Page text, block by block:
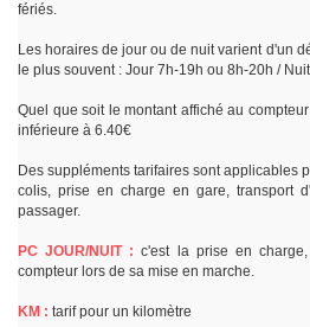
fériés.
Les horaires de jour ou de nuit varient d'un
le plus souvent : Jour 7h-19h ou 8h-20h /
Quel que soit le montant affiché au
inférieure à 6.40€
Des suppléments tarifaires sont applicables
colis, prise en charge en gare, transport
passager.
PC JOUR/NUIT : c'est la prise en
compteur lors de sa mise en marche.
KM : tarif pour un kilomètre